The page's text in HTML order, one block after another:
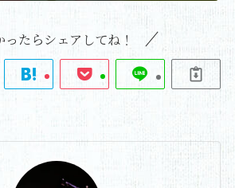
ったらシェアしてね！